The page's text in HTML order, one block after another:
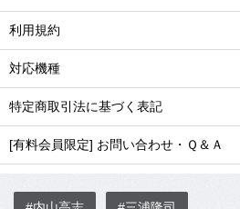
利用規約
対応機種
特定商取引法に基づく表記
[有料会員限定] お問い合わせ・Ｑ＆Ａ